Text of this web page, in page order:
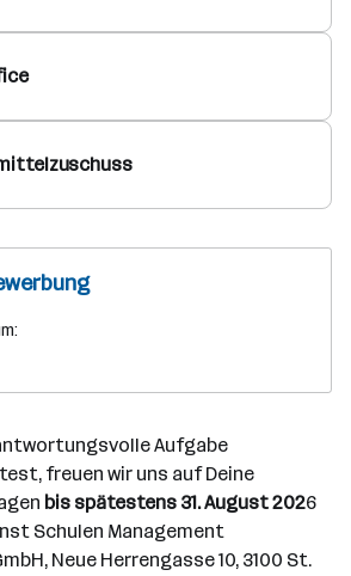
Aufgabe
freuen wir uns auf Deine
bis spätestens 31. August 2026
Schulen Management
Neue Herrengasse 10, 3100 St.